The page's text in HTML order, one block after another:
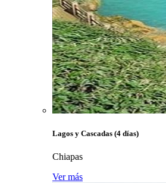
Lagos y Cascadas (4 días)
Chiapas
Ver más